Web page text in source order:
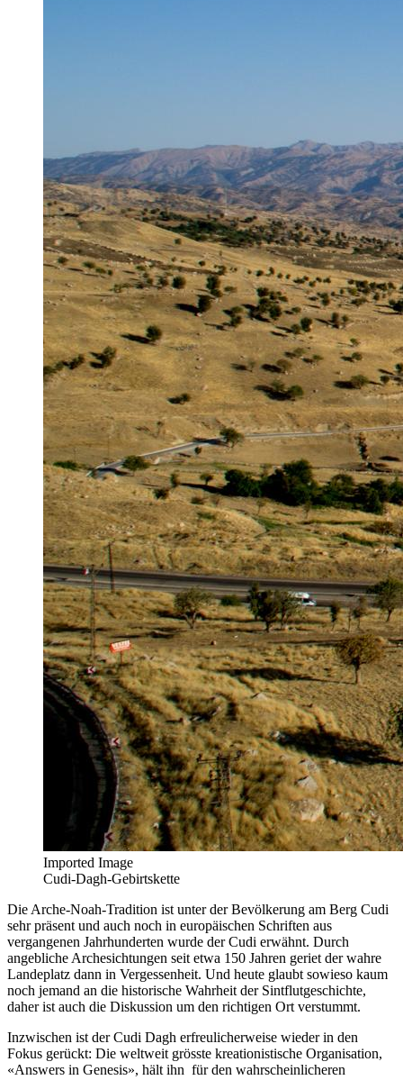
Imported Image
Cudi-Dagh-Gebirtskette
Die Arche-Noah-Tradition ist unter der Bevölkerung am Berg Cudi
sehr präsent und auch noch in europäischen Schriften aus
vergangenen Jahrhunderten wurde der Cudi erwähnt. Durch
angebliche Archesichtungen seit etwa 150 Jahren geriet der wahre
Landeplatz dann in Vergessenheit. Und heute glaubt sowieso kaum
noch jemand an die historische Wahrheit der Sintflutgeschichte,
daher ist auch die Diskussion um den richtigen Ort verstummt.
Inzwischen ist der Cudi Dagh erfreulicherweise wieder in den
Fokus gerückt: Die weltweit grösste kreationistische Organisation,
«Answers in Genesis», hält ihn für den wahrscheinlicheren